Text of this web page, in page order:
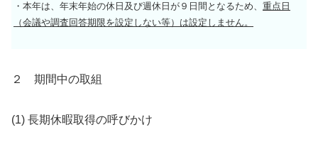
・本年は、年末年始の休日及び週休日が９日間となるため、 重点日
（会議や調査回答期限を設定しない等）は設定しません。
２ 期間中の取組
(1) 長期休暇取得の呼びかけ